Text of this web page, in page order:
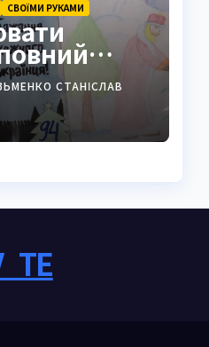
СВОЇМИ РУКАМИ
гайд з
СТАНІСЛАВ